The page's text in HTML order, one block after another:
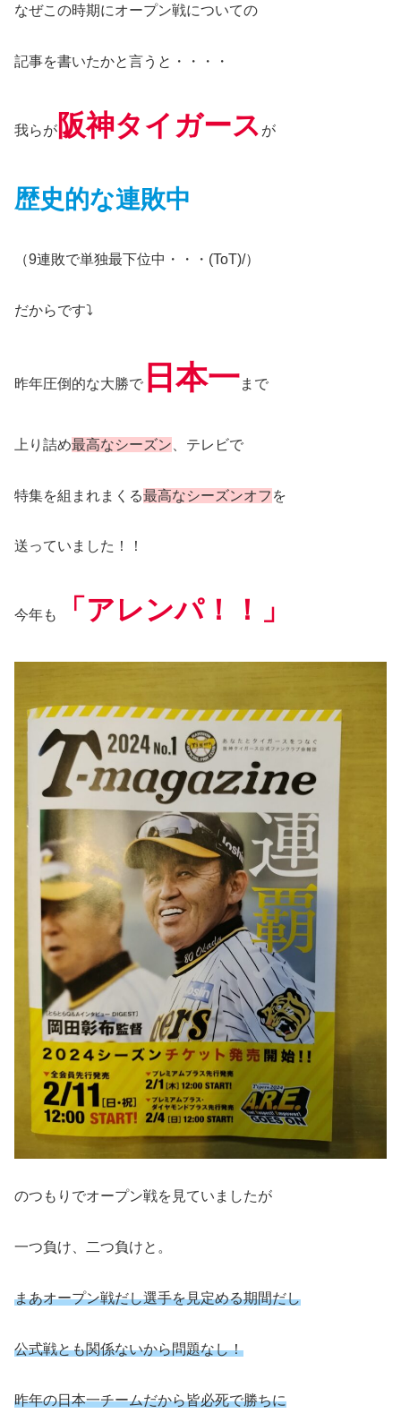
なぜこの時期にオープン戦についての
記事を書いたかと言うと・・・・
我らが 阪神タイガース が
歴史的な連敗中
（9連敗で単独最下位中・・・(ToT)/）
だからです⤵
昨年圧倒的な大勝で 日本一まで
上り詰め最高なシーズン 、テレビで
特集を組まれまくる最高なシーズンオフ を
送っていました！！
今年も 「アレンパ！！」
のつもりでオープン戦を見ていましたが
一つ負け、二つ負けと。
まあオープン戦だし選手を見定める期間だし
公式戦とも関係ないから問題なし！
昨年の日本一チームだから皆必死で勝ちに